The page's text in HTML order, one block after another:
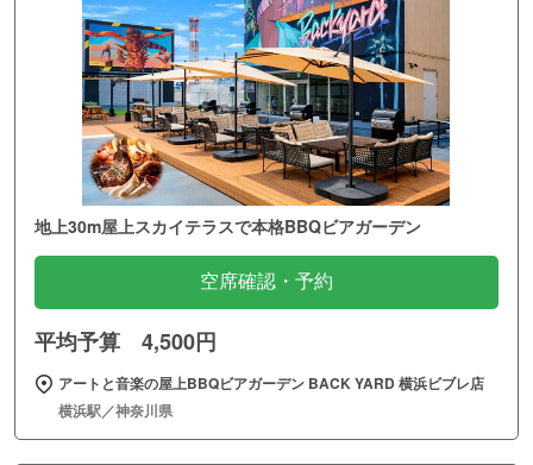
地上30m屋上スカイテラスで本格BBQビアガーデン
空席確認・予約
平均予算 4,500円
アートと音楽の屋上BBQビアガーデン BACK YARD 横浜ビブレ店
横浜駅／神奈川県